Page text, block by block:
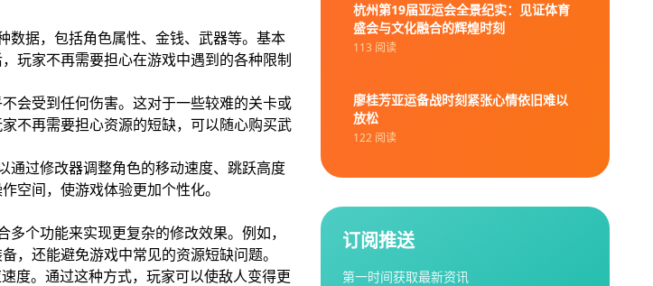
数据，包括角色属性、金钱、武器等。基本
玩家不再需要担心在游戏中遇到的各种限制
会受到任何伤害。这对于一些较难的关卡或
不再需要担心资源的短缺，可以随心购买武
通过修改器调整角色的移动速度、跳跃高度
空间，使游戏体验更加个性化。
个功能来实现更复杂的修改效果。例如，
，还能避免游戏中常见的资源短缺问题。
度。通过这种方式，玩家可以使敌人变得更
杭州第19届亚运会全景纪实：见证体育
盛会与文化融合的辉煌时刻
113 阅读
廖桂芳亚运备战时刻紧张心情依旧难以
放松
122 阅读
订阅推送
第一时间获取最新资讯